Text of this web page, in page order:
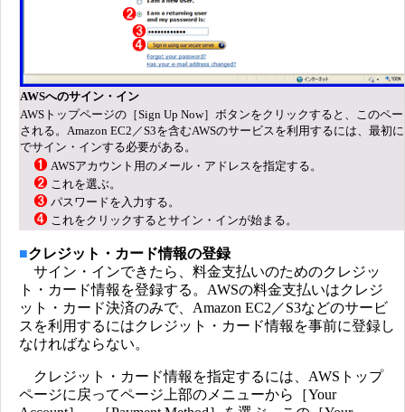
AWSへのサイン・イン
AWSトップページの［Sign Up Now］ボタンをクリックすると、このペ
される。Amazon EC2／S3を含むAWSのサービスを利用するには、最初
でサイン・インする必要がある。
AWSアカウント用のメール・アドレスを指定する。
これを選ぶ。
パスワードを入力する。
これをクリックするとサイン・インが始まる。
■クレジット・カード情報の登録
サイン・インできたら、料金支払いのためのクレジッ
ト・カード情報を登録する。AWSの料金支払いはクレジ
ット・カード決済のみで、Amazon EC2／S3などのサービ
スを利用するにはクレジット・カード情報を事前に登録し
なければならない。
クレジット・カード情報を指定するには、AWSトップ
ページに戻ってページ上部のメニューから［Your